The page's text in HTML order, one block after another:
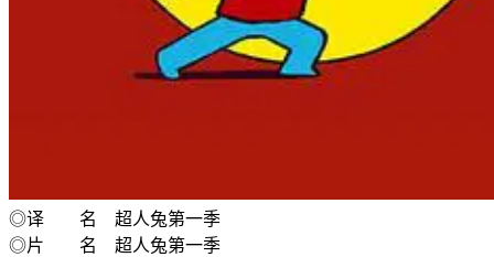
◎译 名 超人兔第一季
◎片 名 超人兔第一季